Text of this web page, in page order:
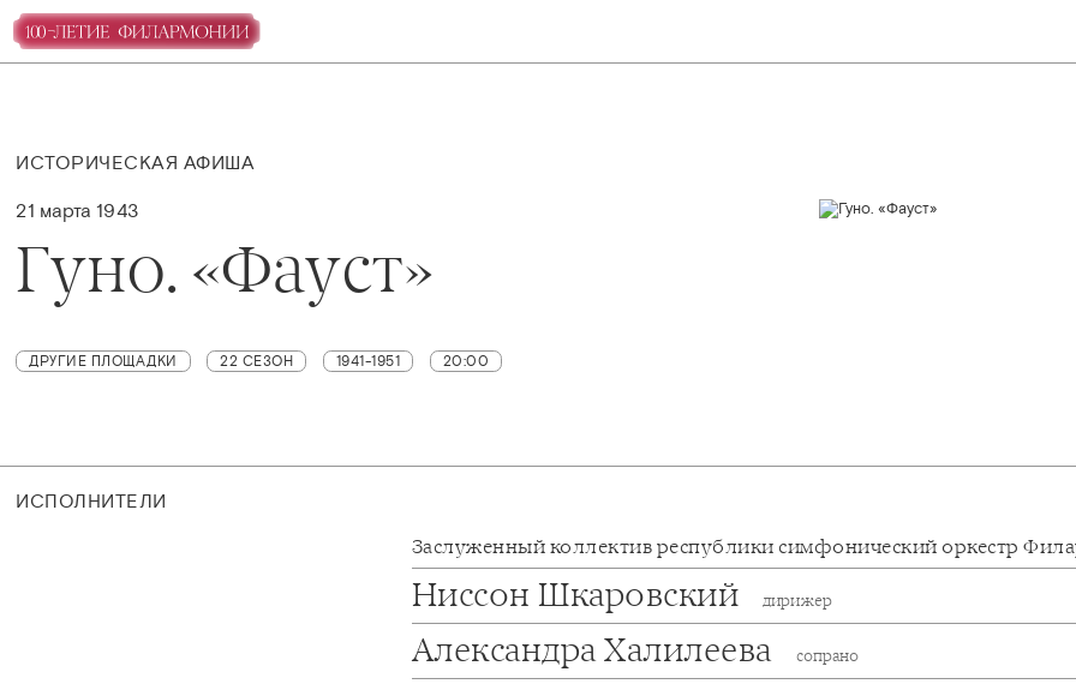
ИСТОРИЧЕСКАЯ АФИША
21 марта 1943
Гуно. «Фауст»
ДРУГИЕ ПЛОЩАДКИ 22 СЕЗОН 1941-1951 20:00
ИСПОЛНИТЕЛИ
Заслуженный коллектив республики симфонический оркестр
Ниссон Шкаровский дирижер
Александра Халилеева сопрано